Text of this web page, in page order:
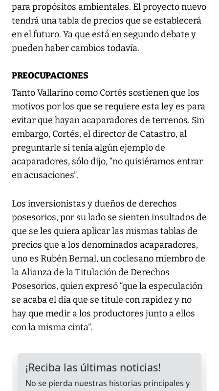
para propósitos ambientales. El proyecto nuevo
tendrá una tabla de precios que se establecerá
en el futuro. Ya que está en segundo debate y
pueden haber cambios todavía.
PREOCUPACIONES
Tanto Vallarino como Cortés sostienen que los
motivos por los que se requiere esta ley es para
evitar que hayan acaparadores de terrenos. Sin
embargo, Cortés, el director de Catastro, al
preguntarle si tenía algún ejemplo de
acaparadores, sólo dijo, “no quisiéramos entrar
en acusaciones”.
Los inversionistas y dueños de derechos
posesorios, por su lado se sienten insultados de
que se les quiera aplicar las mismas tablas de
precios que a los denominados acaparadores,
uno es Rubén Bernal, un coclesano miembro de
la Alianza de la Titulación de Derechos
Posesorios, quien expresó “que la especulación
se acaba el día que se titule con rapidez y no
hay que medir a los productores junto a ellos
con la misma cinta”.